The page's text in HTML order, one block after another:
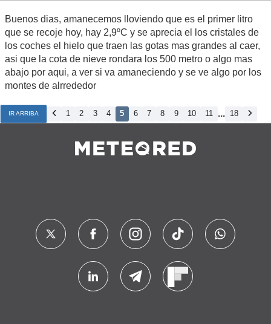
Buenos dias, amanecemos lloviendo que es el primer litro
que se recoje hoy, hay 2,9ºC y se aprecia el los cristales de
los coches el hielo que traen las gotas mas grandes al caer,
asi que la cota de nieve rondara los 500 metro o algo mas
abajo por aqui, a ver si va amaneciendo y se ve algo por los
montes de alrrededor
IR ARRIBA 1 2 3 4 5 6 7 8 9 10 11 ... 18